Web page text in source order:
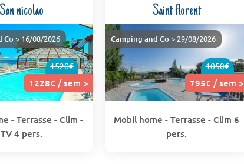
San nicolao
1520€
1228€ / sem >
Co > 16/08/2026
- Terrasse - Clim -
TV 4 pers.
Saint florent
1050€
795€ / sem >
Camping and Co > 29/08/2026
Mobil home - Terrasse - Clim 6
pers.